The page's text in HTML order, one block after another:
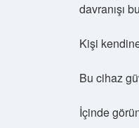
davranışı
Kişi
Bu cihaz
İçinde